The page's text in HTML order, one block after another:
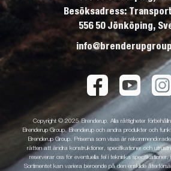
Besöksadress:
556 50 Jönköping,
Copyright © 2025 Brenderup. Alla rättigheter
Brenderup Group. Brenderup och andra produkter och
Brenderup Group. Priserna som visas är
rätten att ändra konstruktioner, specifikationer och
reserverar oss för eventuella fel i tekniska specifikationer,
Sortimentet kan variera beroende på den enskilde